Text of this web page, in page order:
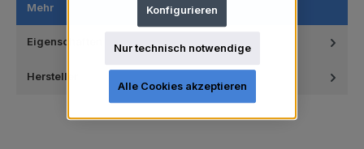
Mehr
Eigenschaften
Hersteller
Nur technisch notwendige
Konfigurieren
Alle Cookies akzeptieren